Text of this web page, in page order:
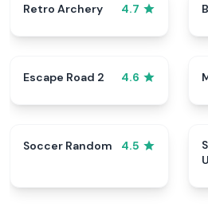
Retro Archery 4.7
Escape Road 2 4.6
Soccer Random 4.5